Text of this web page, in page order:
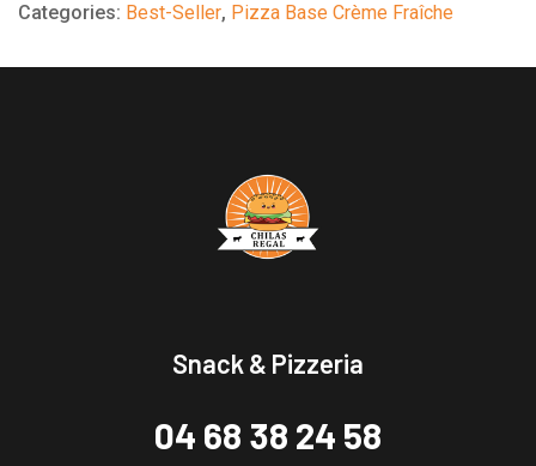
Categories: Best-Seller, Pizza Base Crème Fraîche
Snack & Pizzeria
04 68 38 24 58